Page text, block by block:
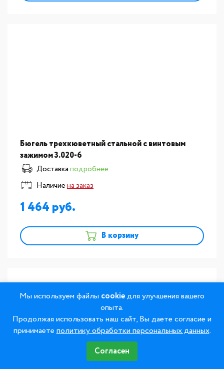
Бюгель трехкюветный стальной с винтовым
зажимом 3.020-6
Доставкаподробнее
Наличиена заказ
1 464
В корзину
Мы используем файлы cookieдля улучшения вашего
опыта.
Продолжая использовать наш сайт, Вы даете согласие и
принимаетеполитику обработки персональных данных.
Согласен